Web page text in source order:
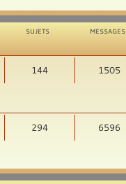
SUJETS MESSAGES
144 1505
294 6596